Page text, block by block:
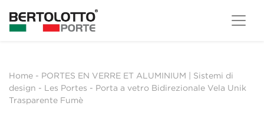
Home - PORTES EN VERRE ET ALUMINIUM | Sistemi di
design - Les Portes - Porta a vetro Bidirezionale Vela Unik
Trasparente Fumè